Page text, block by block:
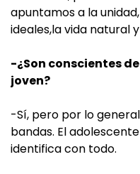
apuntamos a la
ideales,la vida natural
-¿Son conscientes
joven?
-Sí, pero por lo
bandas. El
identifica con todo.